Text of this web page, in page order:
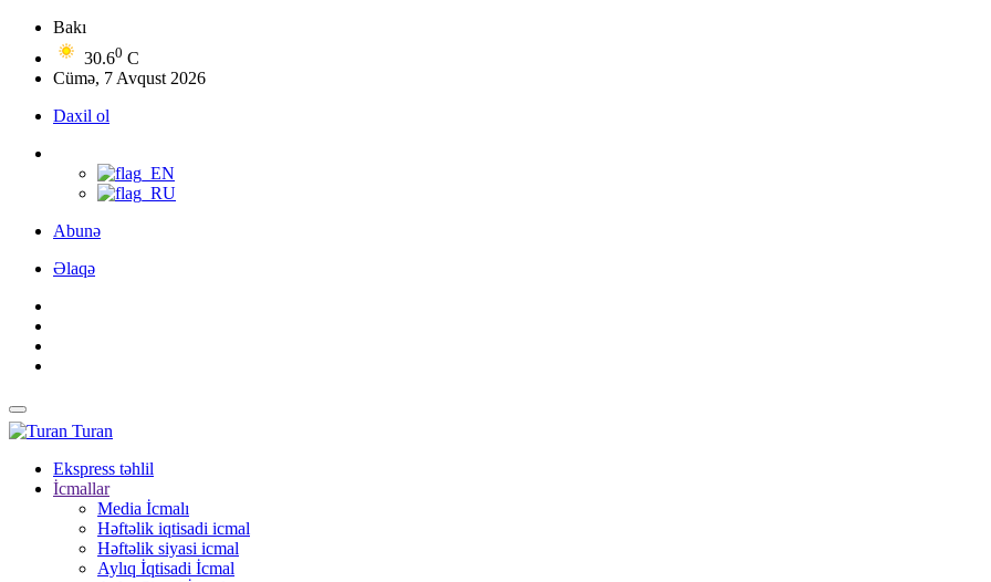
Bakı
30.60 C
Cümə, 7 Avqust 2026
Daxil ol
Abunə
Əlaqə
Turan
Ekspress təhlil
İcmallar
Media İcmalı
Həftəlik iqtisadi icmal
Həftəlik siyasi icmal
Aylıq İqtisadi İcmal